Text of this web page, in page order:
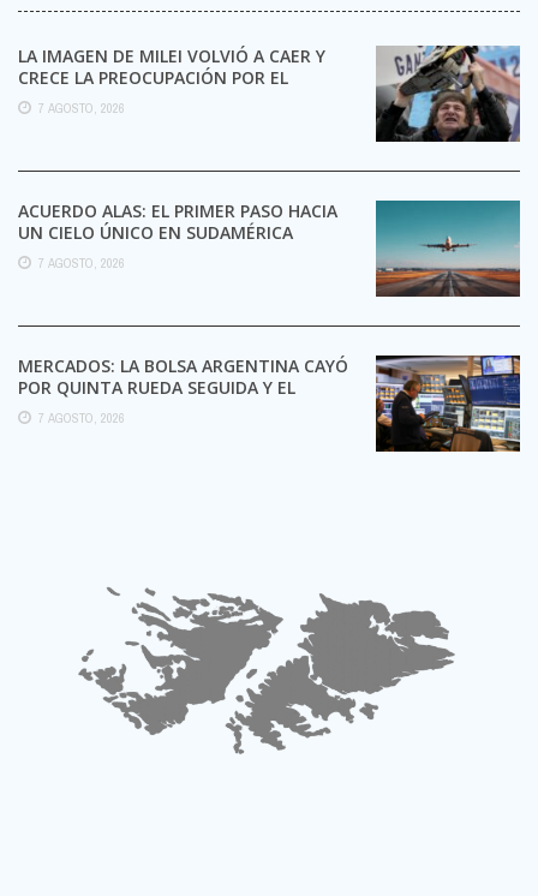
LA IMAGEN DE MILEI VOLVIÓ A CAER Y
CRECE LA PREOCUPACIÓN POR EL
EMPLEO Y ...
7 AGOSTO, 2026
ACUERDO ALAS: EL PRIMER PASO HACIA
UN CIELO ÚNICO EN SUDAMÉRICA
7 AGOSTO, 2026
MERCADOS: LA BOLSA ARGENTINA CAYÓ
POR QUINTA RUEDA SEGUIDA Y EL
RIESGO PAÍS TOCÓ UN ...
7 AGOSTO, 2026